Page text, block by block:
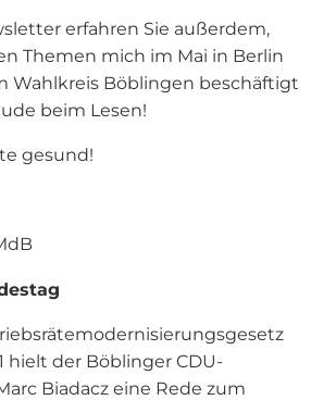
erfahren Sie außerdem,
Themen mich im Mai in Berlin
Wahlkreis Böblingen beschäftigt
beim Lesen!
gesund!
hielt der Böblinger CDU-
Biadacz eine Rede zum